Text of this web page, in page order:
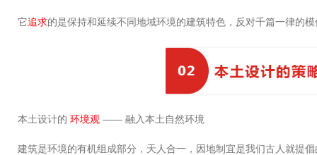
它追求的是保持和延续不同地域环境的建筑特色，反对千篇一律的
本土设计的 环境观 —— 融入本土自然环境
建筑是环境的有机组成部分，天人合一，因地制宜是我们古人就提